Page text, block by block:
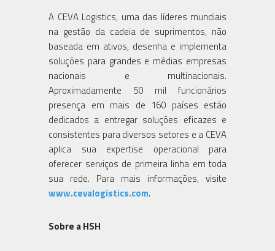
A CEVA Logistics, uma das líderes mundiais
na gestão da cadeia de suprimentos, não
baseada em ativos, desenha e implementa
soluções para grandes e médias empresas
nacionais e multinacionais.
Aproximadamente 50 mil funcionários
presença em mais de 160 países estão
dedicados a entregar soluções eficazes e
consistentes para diversos setores e a CEVA
aplica sua expertise operacional para
oferecer serviços de primeira linha em toda
sua rede. Para mais informações, visite
www.cevalogistics.com.
Sobre a HSH